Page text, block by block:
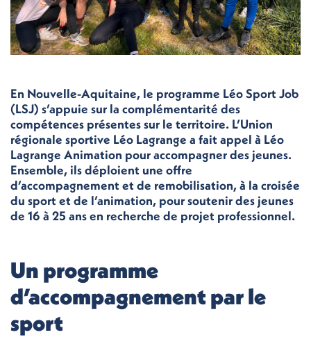
En Nouvelle-Aquitaine, le programme Léo Sport Job
(LSJ) s’appuie sur la complémentarité des
compétences présentes sur le territoire. L’Union
régionale sportive Léo Lagrange a fait appel à Léo
Lagrange Animation pour accompagner des jeunes.
Ensemble, ils déploient une offre
d’accompagnement et de remobilisation, à la croisée
du sport et de l’animation, pour soutenir des jeunes
de 16 à 25 ans en recherche de projet professionnel.
Un programme
d’accompagnement par le
sport